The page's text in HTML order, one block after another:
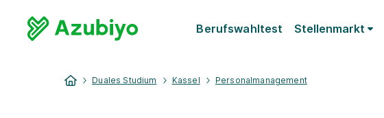
Berufswahltest Stellenmarkt
Duales Studium Kassel Personalmanagement